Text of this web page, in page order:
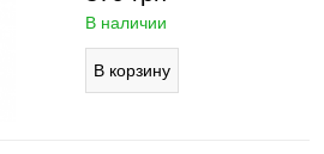
В наличии